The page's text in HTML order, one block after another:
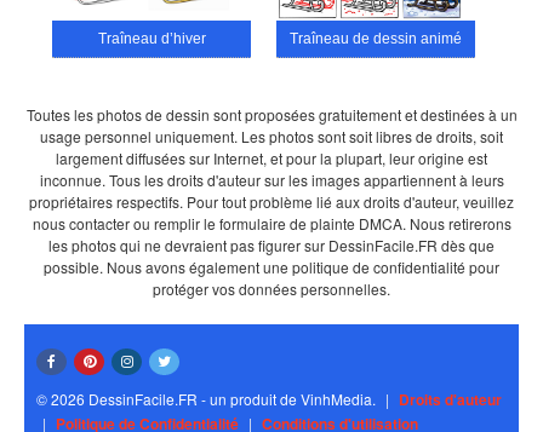
Traîneau d’hiver Traîneau de dessin animé
Toutes les photos de dessin sont proposées gratuitement et destinées à un
usage personnel uniquement. Les photos sont soit libres de droits, soit
largement diffusées sur Internet, et pour la plupart, leur origine est
inconnue. Tous les droits d'auteur sur les images appartiennent à leurs
propriétaires respectifs. Pour tout problème lié aux droits d'auteur, veuillez
nous contacter ou remplir le formulaire de plainte DMCA. Nous retirerons
les photos qui ne devraient pas figurer sur DessinFacile.FR dès que
possible. Nous avons également une politique de confidentialité pour
protéger vos données personnelles.
© 2026 DessinFacile.FR - un produit de VinhMedia. | Droits d'auteur
| Politique de Confidentialité | Conditions d'utilisation